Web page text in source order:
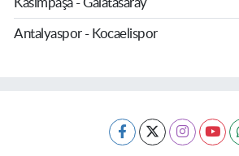
Antalyaspor - Kocaelispor